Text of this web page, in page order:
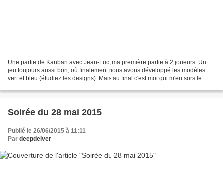
Une partie de Kanban avec Jean-Luc, ma première partie à 2 joueurs. Un
jeu toujours aussi bon, où finalement nous avons développé les modèles
vert et bleu (étudiez les designs). Mais au final c'est moi qui m'en sors le
Soirée du 28 mai 2015
Publié le 26/06/2015 à 11:11
Par deepdelver